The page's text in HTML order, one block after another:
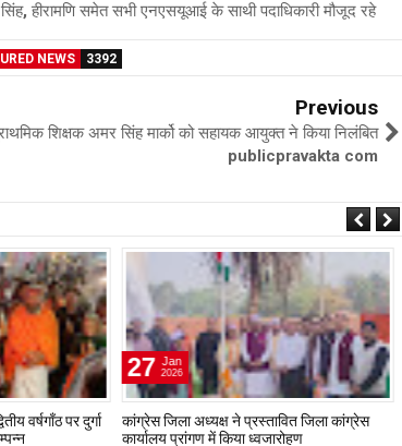
हीरामणि समेत सभी एनएसयूआई के साथी पदाधिकारी मौजूद रहे
NEWS 3392
Previous
शिक्षक अमर सिंह मार्को को सहायक आयुक्त ने किया निलंबित
publicpravakta com
वर्षगाँठ पर दुर्गा
27 Jan
2026
कांग्रेस जिला अध्यक्ष ने प्रस्तावित जिला कांग्रेस
कार्यालय प्रांगण में किया ध्वजारोहण